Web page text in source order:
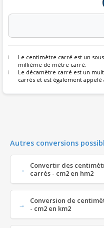
Le centimètre carré est un
millième de mètre carré.
Le décamètre carré est un
carrés et est également appelé
Autres conversions
Convertir des
carrés - cm2 en hm2
Conversion de
- cm2 en km2